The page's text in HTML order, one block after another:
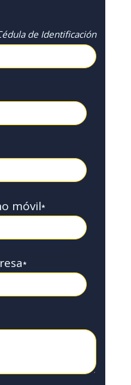
de Identificación
móvil*
*